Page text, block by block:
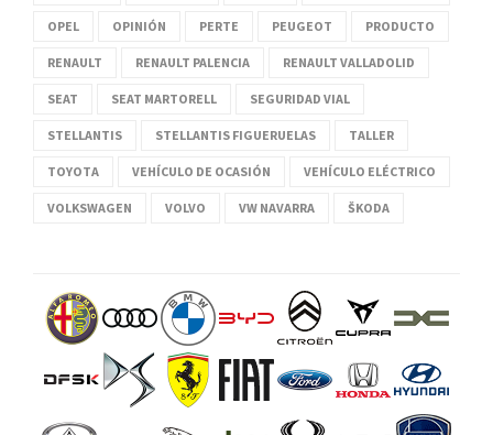
OPEL OPINIÓN PERTE PEUGEOT PRODUCTO
RENAULT RENAULT PALENCIA RENAULT VALLADOLID
SEAT SEAT MARTORELL SEGURIDAD VIAL
STELLANTIS STELLANTIS FIGUERUELAS TALLER
TOYOTA VEHÍCULO DE OCASIÓN VEHÍCULO ELÉCTRICO
VOLKSWAGEN VOLVO VW NAVARRA ŠKODA